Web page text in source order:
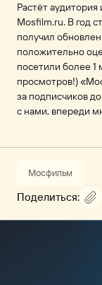
Растёт
Mosfilm.ru. В год
получил
положительно
посетили более 1
просмотров!)
за подписчиков
с нами, впереди
Мосфильм
Поделиться: